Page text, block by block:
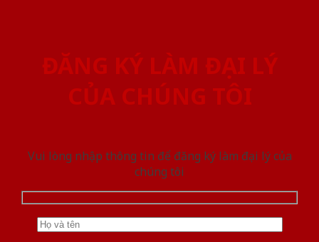
ĐĂNG KÝ LÀM ĐẠI LÝ
CỦA CHÚNG TÔI
Vui lòng nhập thông tin để đăng ký làm đại lý của
chúng tôi